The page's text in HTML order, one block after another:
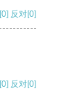
[0] 反对[0]
[0] 反对[0]